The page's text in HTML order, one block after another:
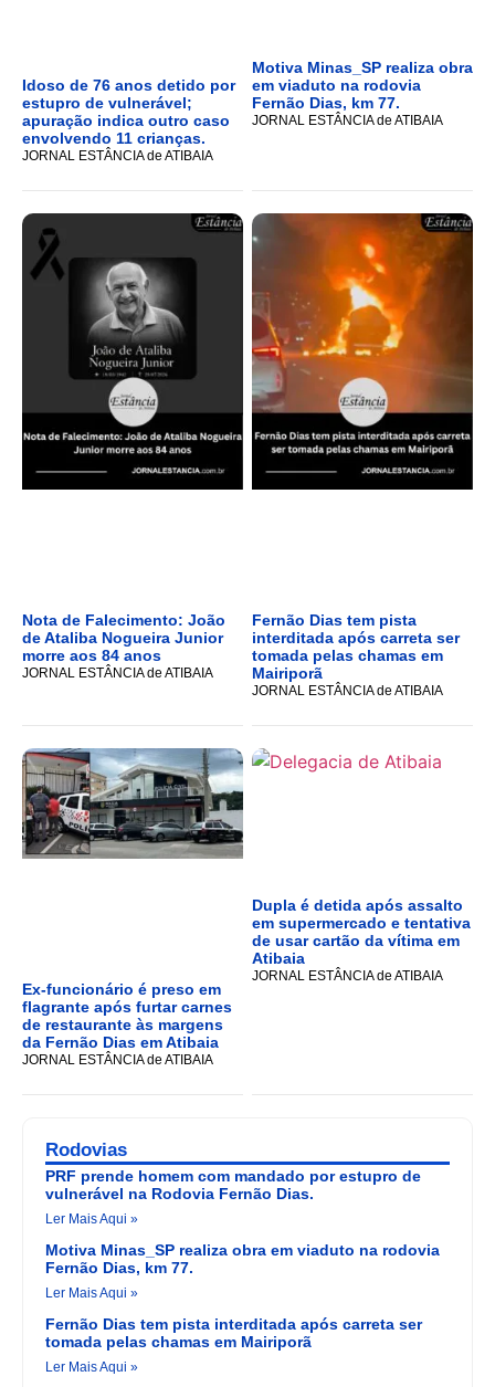
Idoso de 76 anos detido por
estupro de vulnerável;
apuração indica outro caso
envolvendo 11 crianças.
JORNAL ESTÂNCIA de ATIBAIA
Motiva Minas_SP realiza obra
em viaduto na rodovia
Fernão Dias, km 77.
JORNAL ESTÂNCIA de ATIBAIA
Nota de Falecimento: João
de Ataliba Nogueira Junior
morre aos 84 anos
JORNAL ESTÂNCIA de ATIBAIA
Fernão Dias tem pista
interditada após carreta ser
tomada pelas chamas em
Mairiporã
JORNAL ESTÂNCIA de ATIBAIA
Ex-funcionário é preso em
flagrante após furtar carnes
de restaurante às margens
da Fernão Dias em Atibaia
JORNAL ESTÂNCIA de ATIBAIA
Dupla é detida após assalto
em supermercado e tentativa
de usar cartão da vítima em
Atibaia
JORNAL ESTÂNCIA de ATIBAIA
Rodovias
PRF prende homem com mandado por estupro de
vulnerável na Rodovia Fernão Dias.
Ler Mais Aqui »
Motiva Minas_SP realiza obra em viaduto na rodovia
Fernão Dias, km 77.
Ler Mais Aqui »
Fernão Dias tem pista interditada após carreta ser
tomada pelas chamas em Mairiporã
Ler Mais Aqui »